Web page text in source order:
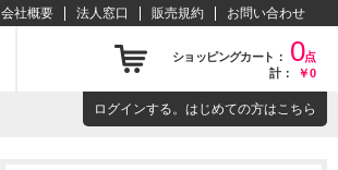
会社概要 法人窓口 販売規約 お問い合わせ
ショッピングカート： 0点
計：
￥0
ログインする。はじめての方はこちら